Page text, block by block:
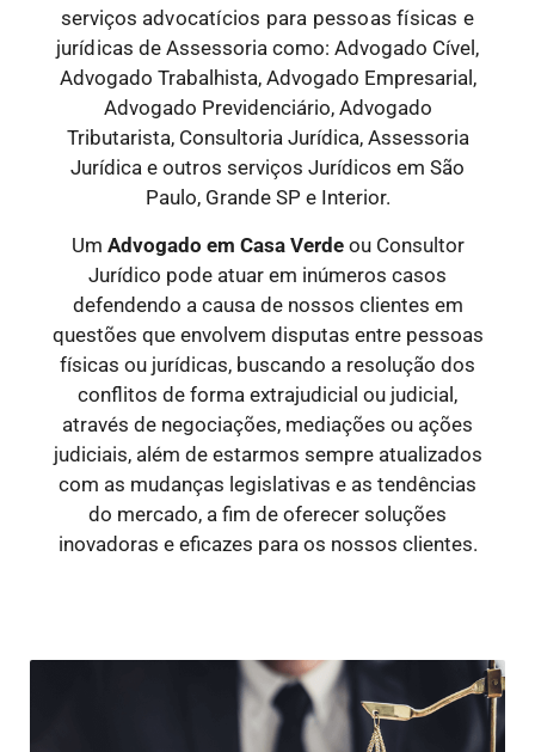
serviços advocatícios para pessoas físicas e
jurídicas de Assessoria como: Advogado Cível,
Advogado Trabalhista, Advogado Empresarial,
Advogado Previdenciário, Advogado
Tributarista, Consultoria Jurídica, Assessoria
Jurídica e outros serviços Jurídicos em São
Paulo, Grande SP e Interior.
Um Advogado em Casa Verdeou Consultor
Jurídico pode atuar em inúmeros casos
defendendo a causa de nossos clientes em
questões que envolvem disputas entre pessoas
físicas ou jurídicas, buscando a resolução dos
conflitos de forma extrajudicial ou judicial,
através de negociações, mediações ou ações
judiciais, além de estarmos sempre atualizados
com as mudanças legislativas e as tendências
do mercado, a fim de oferecer soluções
inovadoras e eficazes para os nossos clientes.